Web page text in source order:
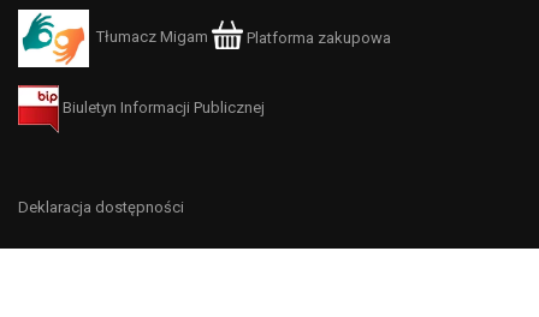
Tłumacz Migam Platforma zakupowa
Biuletyn Informacji Publicznej
Deklaracja dostępności